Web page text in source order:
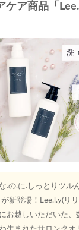
ケア商品「
.の.に.しっとりツル
新登場！Lee.l.y(リ
お越しいただいた、